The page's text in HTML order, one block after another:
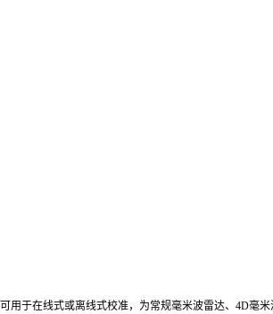
于在线式或离线式校准，为常规毫米波雷达、4D